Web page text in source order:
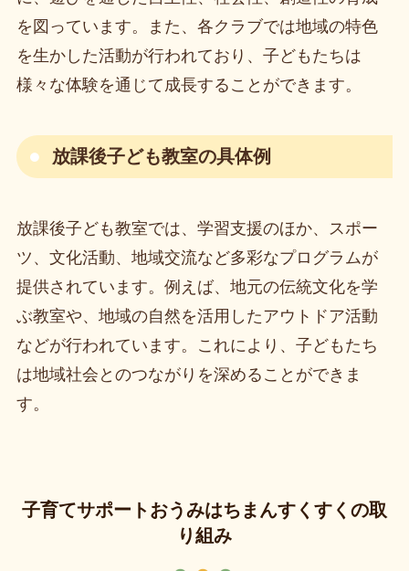
を図っています。また、各クラブでは地域の特色
を生かした活動が行われており、子どもたちは
様々な体験を通じて成長することができます。
放課後子ども教室の具体例
放課後子ども教室では、学習支援のほか、スポー
ツ、文化活動、地域交流など多彩なプログラムが
提供されています。例えば、地元の伝統文化を学
ぶ教室や、地域の自然を活用したアウトドア活動
などが行われています。これにより、子どもたち
は地域社会とのつながりを深めることができま
す。
子育てサポートおうみはちまんすくすくの取
り組み